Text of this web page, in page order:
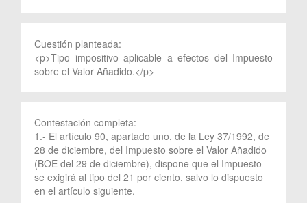
Cuestión planteada:
<p>Tipo impositivo aplicable a efectos del Impuesto
sobre el Valor Añadido.</p>
Contestación completa:
1.- El artículo 90, apartado uno, de la Ley 37/1992, de
28 de diciembre, del Impuesto sobre el Valor Añadido
(BOE del 29 de diciembre), dispone que el Impuesto
se exigirá al tipo del 21 por ciento, salvo lo dispuesto
en el artículo siguiente.